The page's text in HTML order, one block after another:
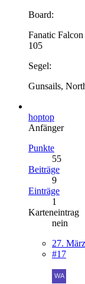
Board:
Fanatic
105
Segel:
Gunsails,
hoptop
Anfänger
Punkte
55
Beiträge
9
Einträge
1
Karteneintrag
nein
27.
#17